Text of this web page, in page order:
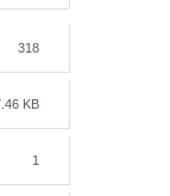
318
KB
1